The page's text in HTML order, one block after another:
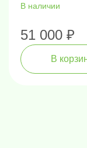
В наличии
51 000 ₽
В